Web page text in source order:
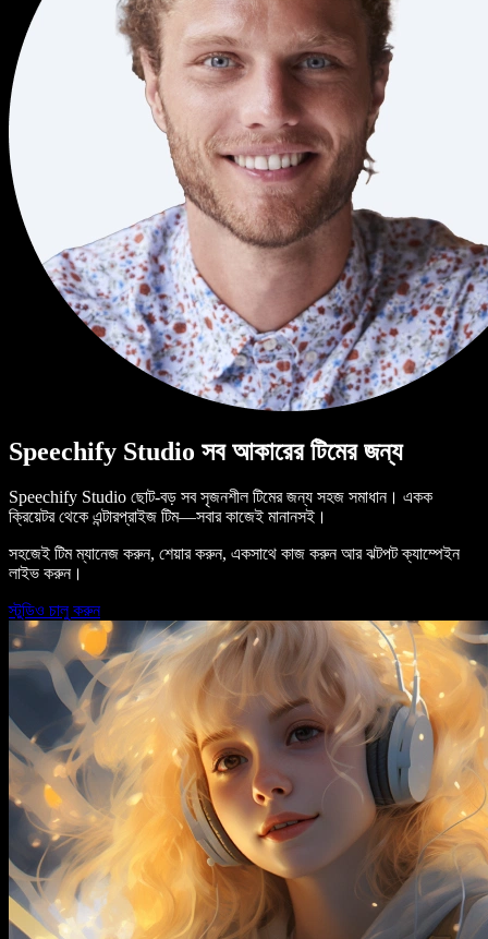
Speechify Studio সব আকারের টিমের জন্য
Speechify Studio ছোট-বড় সব সৃজনশীল টিমের জন্য সহজ সমাধান। একক
ক্রিয়েটর থেকে এন্টারপ্রাইজ টিম—সবার কাজেই মানানসই।
সহজেই টিম ম্যানেজ করুন, শেয়ার করুন, একসাথে কাজ করুন আর ঝটপট ক্যাম্পেইন
লাইভ করুন।
স্টুডিও চালু করুন